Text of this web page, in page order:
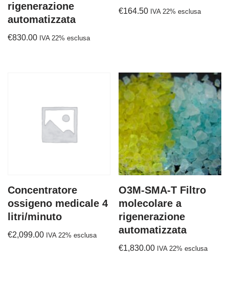
rigenerazione
automatizzata
€830.00 IVA 22% esclusa
€164.50 IVA 22% esclusa
Concentratore
ossigeno medicale 4
litri/minuto
€2,099.00 IVA 22% esclusa
O3M-SMA-T Filtro
molecolare a
rigenerazione
automatizzata
€1,830.00 IVA 22% esclusa